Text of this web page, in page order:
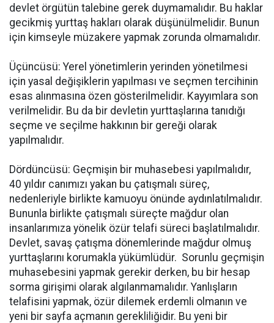
devlet örgütün talebine gerek duymamalıdır. Bu haklar
gecikmiş yurttaş hakları olarak düşünülmelidir. Bunun
için kimseyle müzakere yapmak zorunda olmamalıdır.
Üçüncüsü: Yerel yönetimlerin yerinden yönetilmesi
için yasal değişiklerin yapılması ve seçmen tercihinin
esas alınmasına özen gösterilmelidir. Kayyımlara son
verilmelidir. Bu da bir devletin yurttaşlarına tanıdığı
seçme ve seçilme hakkının bir gereği olarak
yapılmalıdır.
Dördüncüsü: Geçmişin bir muhasebesi yapılmalıdır,
40 yıldır canımızı yakan bu çatışmalı süreç,
nedenleriyle birlikte kamuoyu önünde aydınlatılmalıdır.
Bununla birlikte çatışmalı süreçte mağdur olan
insanlarımıza yönelik özür telafi süreci başlatılmalıdır.
Devlet, savaş çatışma dönemlerinde mağdur olmuş
yurttaşlarını korumakla yükümlüdür. Sorunlu geçmişin
muhasebesini yapmak gerekir derken, bu bir hesap
sorma girişimi olarak algılanmamalıdır. Yanlışların
telafisini yapmak, özür dilemek erdemli olmanın ve
yeni bir sayfa açmanın gerekliliğidir. Bu yeni bir